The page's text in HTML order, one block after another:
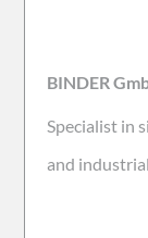
BINDER
Specialist in
and